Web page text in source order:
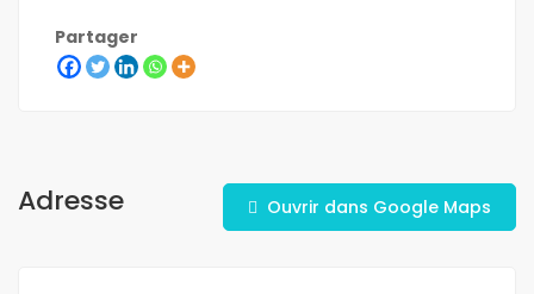
Partager
Adresse Ouvrir dans Google Maps